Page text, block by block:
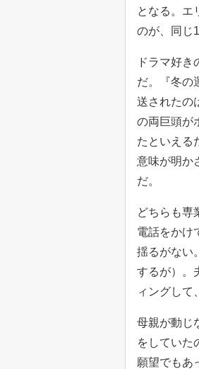
となる。エ
のが、同じ
ドラマ好き
だ。『冬の
送されたの
の両巨頭が
たといえる
意味が明か
だ。
どちらも専
電話をかけ
揺るがない
するが）。
ィングして
母親が動じ
をしていた
願望でもあ